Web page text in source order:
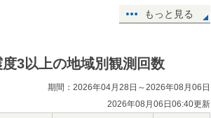
もっと見る
度3以上の地域別観測回数
期間：2026年04月28日～2026年08月06日
2026年08月06日06:40更新